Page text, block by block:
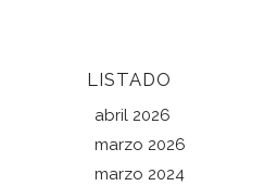
LISTADO
abril 2026
marzo 2026
marzo 2024